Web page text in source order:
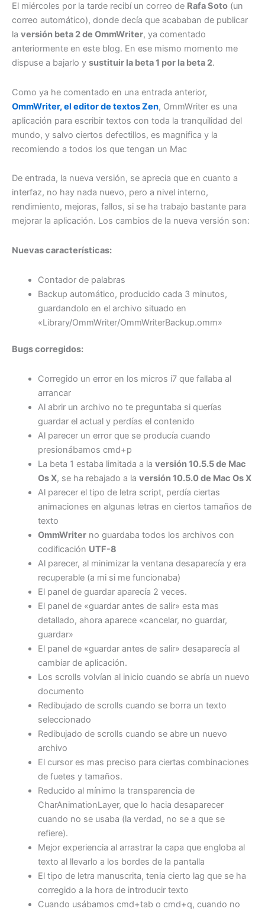
El miércoles por la tarde recibí un correo de Rafa Soto (un
correo automático), donde decía que acababan de publicar
la versión beta 2 de OmmWriter, ya comentado
anteriormente en este blog. En ese mismo momento me
dispuse a bajarlo y sustituir la beta 1 por la beta 2.
Como ya he comentado en una entrada anterior,
OmmWriter, el editor de textos Zen, OmmWriter es una
aplicación para escribir textos con toda la tranquilidad del
mundo, y salvo ciertos defectillos, es magnifica y la
recomiendo a todos los que tengan un Mac
De entrada, la nueva versión, se aprecia que en cuanto a
interfaz, no hay nada nuevo, pero a nivel interno,
rendimiento, mejoras, fallos, si se ha trabajo bastante para
mejorar la aplicación. Los cambios de la nueva versión son:
Nuevas características:
Contador de palabras
Backup automático, producido cada 3 minutos,
guardandolo en el archivo situado en
«Library/OmmWriter/OmmWriterBackup.omm»
Bugs corregidos:
Corregido un error en los micros i7 que fallaba al
arrancar
Al abrir un archivo no te preguntaba si querías
guardar el actual y perdías el contenido
Al parecer un error que se producía cuando
presionábamos cmd+p
La beta 1 estaba limitada a la versión 10.5.5 de Mac
Os X, se ha rebajado a la versión 10.5.0 de Mac Os X
Al parecer el tipo de letra script, perdía ciertas
animaciones en algunas letras en ciertos tamaños de
texto
OmmWriterno guardaba todos los archivos con
codificación UTF-8
Al parecer, al minimizar la ventana desaparecía y era
recuperable (a mi si me funcionaba)
El panel de guardar aparecía 2 veces.
El panel de «guardar antes de salir» esta mas
detallado, ahora aparece «cancelar, no guardar,
guardar»
El panel de «guardar antes de salir» desaparecía al
cambiar de aplicación.
Los scrolls volvían al inicio cuando se abría un nuevo
documento
Redibujado de scrolls cuando se borra un texto
seleccionado
Redibujado de scrolls cuando se abre un nuevo
archivo
El cursor es mas preciso para ciertas combinaciones
de fuetes y tamaños.
Reducido al mínimo la transparencia de
CharAnimationLayer, que lo hacia desaparecer
cuando no se usaba (la verdad, no se a que se
refiere).
Mejor experiencia al arrastrar la capa que engloba al
texto al llevarlo a los bordes de la pantalla
El tipo de letra manuscrita, tenia cierto lag que se ha
corregido a la hora de introducir texto
Cuando usábamos cmd+tab o cmd+q, cuando no